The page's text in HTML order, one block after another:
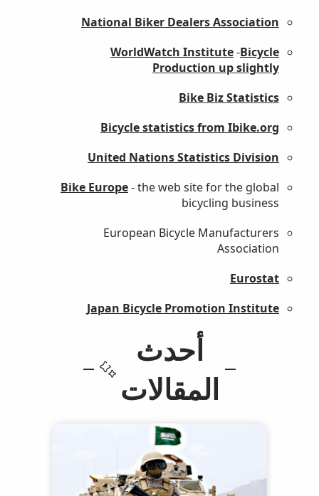
National Biker Dealers Association
WorldWatch Institute-Bicycle
Production up slightly
Bike Biz Statistics
Bicycle statistics from Ibike.org
United Nations Statistics Division
Bike Europe- the web site for the global
bicycling business
European Bicycle Manufacturers
Association
Eurostat
Japan Bicycle Promotion Institute
أحدث
المقالات